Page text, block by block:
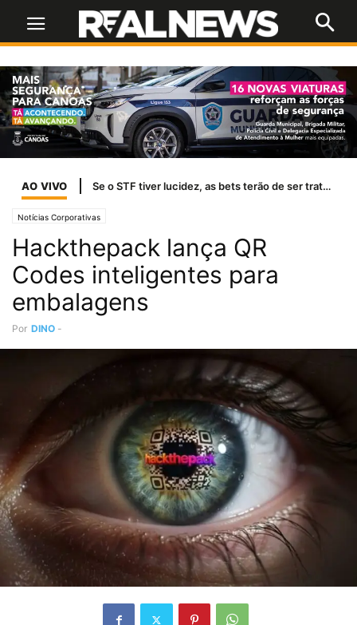
AO VIVO Se o STF tiver lucidez, as bets terão de ser tratadas como jogo de azar
Notícias Corporativas
Hackthepack lança QR
Codes inteligentes para
embalagens
Por DINO -